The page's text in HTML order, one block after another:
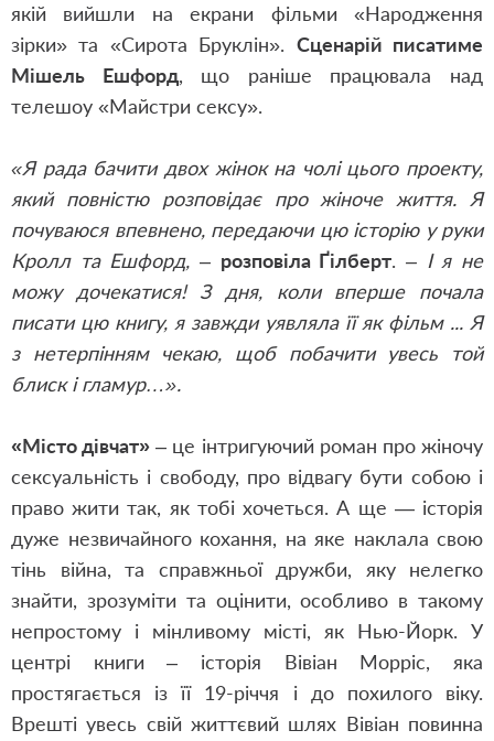
якій вийшли на екрани фільми «Народження
зірки» та «Сирота Бруклін». Сценарій писатиме
Мішель Ешфорд, що раніше працювала над
телешоу «Майстри сексу».
«Я рада бачити двох жінок на чолі цього проекту,
який повністю розповідає про жіноче життя. Я
почуваюся впевнено, передаючи цю історію у руки
Кролл та Ешфорд, – розповіла Ґілберт. – І я не
можу дочекатися! З дня, коли вперше почала
писати цю книгу, я завжди уявляла її як фільм ... Я
з нетерпінням чекаю, щоб побачити увесь той
блиск і гламур…».
«Місто дівчат» – це інтригуючий роман про жіночу
сексуальність і свободу, про відвагу бути собою і
право жити так, як тобі хочеться. А ще — історія
дуже незвичайного кохання, на яке наклала свою
тінь війна, та справжньої дружби, яку нелегко
знайти, зрозуміти та оцінити, особливо в такому
непростому і мінливому місті, як Нью-Йорк. У
центрі книги – історія Вівіан Морріс, яка
простягається із її 19-річчя і до похилого віку.
Врешті увесь свій життєвий шлях Вівіан повинна